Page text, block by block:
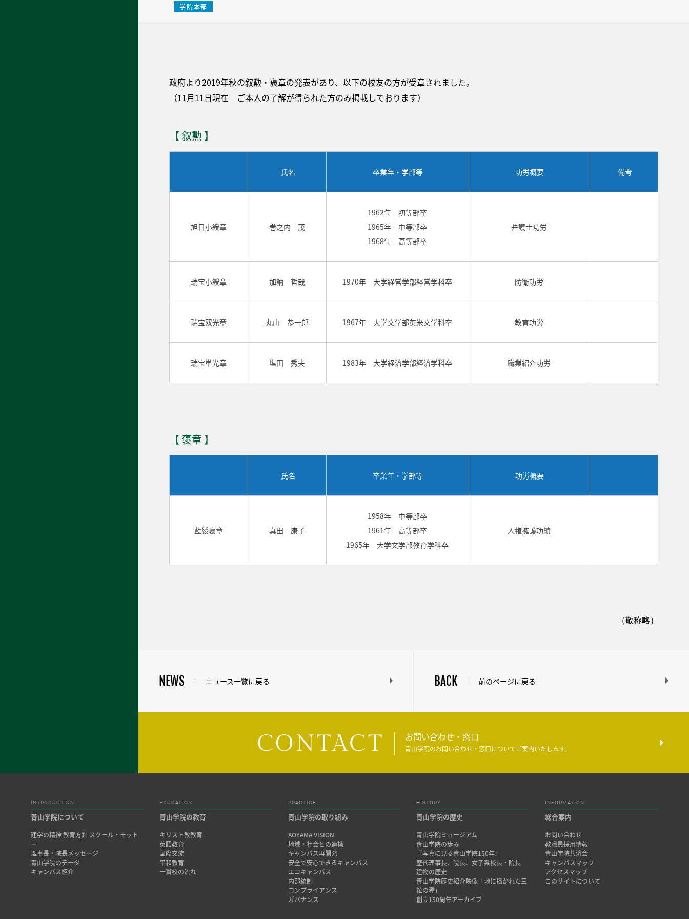
学院本部
政府より2019年秋の叙勲・褒章の発表があり、以下の校友の方が受章されました。
（11月11日現在 ご本人の了解が得られた方のみ掲載しております）
【 叙勲 】
氏名 卒業年・学部等 功労概要 備考
旭日小綬章 巻之内 茂
1962年 初等部卒
1965年 中等部卒
1968年 高等部卒
弁護士功労
瑞宝小綬章 加納 哲哉 1970年 大学経営学部経営学科卒 防衛功労
瑞宝双光章 丸山 恭一郎 1967年 大学文学部英米文学科卒 教育功労
瑞宝単光章 塩田 秀夫 1983年 大学経済学部経済学科卒 職業紹介功労
【 褒章 】
氏名 卒業年・学部等 功労概要
藍綬褒章 真田 康子
1958年 中等部卒
1961年 高等部卒
1965年 大学文学部教育学科卒
人権擁護功績
（敬称略）
NEWS ニュース一覧に戻る BACK 前のページに戻る
CONTACT お問い合わせ・窓口
青山学院のお問い合わせ・窓口についてご案内いたします。
INTRODUCTION
青山学院について
建学の精神 教育方針 スクール・モット
ー
理事長・院長メッセージ
青山学院のデータ
キャンパス紹介
EDUCATION
青山学院の教育
キリスト教教育
英語教育
国際交流
平和教育
一貫校の流れ
PRACTICE
青山学院の取り組み
AOYAMA VISION
地域・社会との連携
キャンパス再開発
安全で安心できるキャンパス
エコキャンパス
内部統制
コンプライアンス
ガバナンス
HISTORY
青山学院の歴史
青山学院ミュージアム
青山学院の歩み
『写真に見る青山学院150年』
歴代理事長、院長、女子系校長・院長
建物の歴史
青山学院歴史紹介映像「地に播かれた三
粒の種」
創立150周年アーカイブ
INFORMATION
総合案内
お問い合わせ
教職員採用情報
青山学院共済会
キャンパスマップ
アクセスマップ
このサイトについて